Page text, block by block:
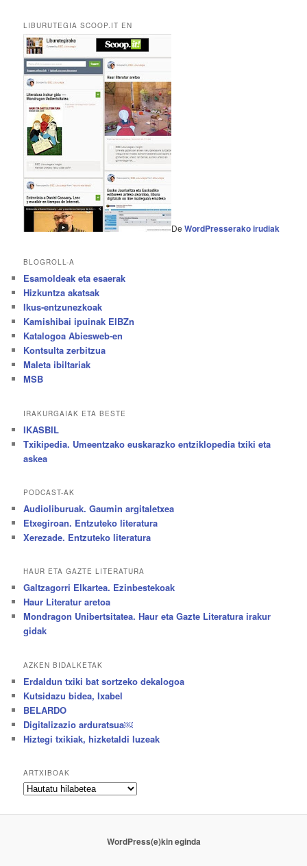
LIBURUTEGIA SCOOP.IT EN
DeWordPresserako irudiak
BLOGROLL-A
Esamoldeak eta esaerak
Hizkuntza akatsak
Ikus-entzunezkoak
Kamishibai ipuinak EIBZn
Katalogoa Abiesweb-en
Kontsulta zerbitzua
Maleta ibiltariak
MSB
IRAKURGAIAK ETA BESTE
IKASBIL
Txikipedia. Umeentzako euskarazko entziklopedia txiki eta
askea
PODCAST-AK
Audioliburuak. Gaumin argitaletxea
Etxegiroan. Entzuteko literatura
Xerezade. Entzuteko literatura
HAUR ETA GAZTE LITERATURA
Galtzagorri Elkartea. Ezinbestekoak
Haur Literatur aretoa
Mondragon Unibertsitatea. Haur eta Gazte Literatura irakur
gidak
AZKEN BIDALKETAK
Erdaldun txiki bat sortzeko dekalogoa
Kutsidazu bidea, Ixabel
BELARDO
Digitalizazio arduratsua￼
Hiztegi txikiak, hizketaldi luzeak
ARTXIBOAK
Artxiboak
WordPress(e)kin eginda